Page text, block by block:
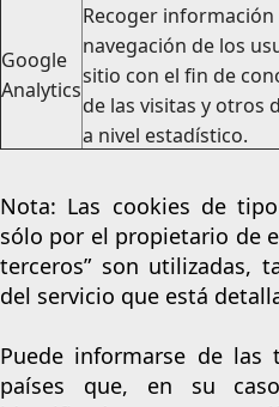
Google
Analytics
Recoger información
navegación de los
sitio con el fin de
de las visitas y otros
a nivel estadístico.
Nota: Las cookies de
sólo por el propietario de
terceros” son utilizadas,
del servicio que está
Puede informarse de las
países que, en su